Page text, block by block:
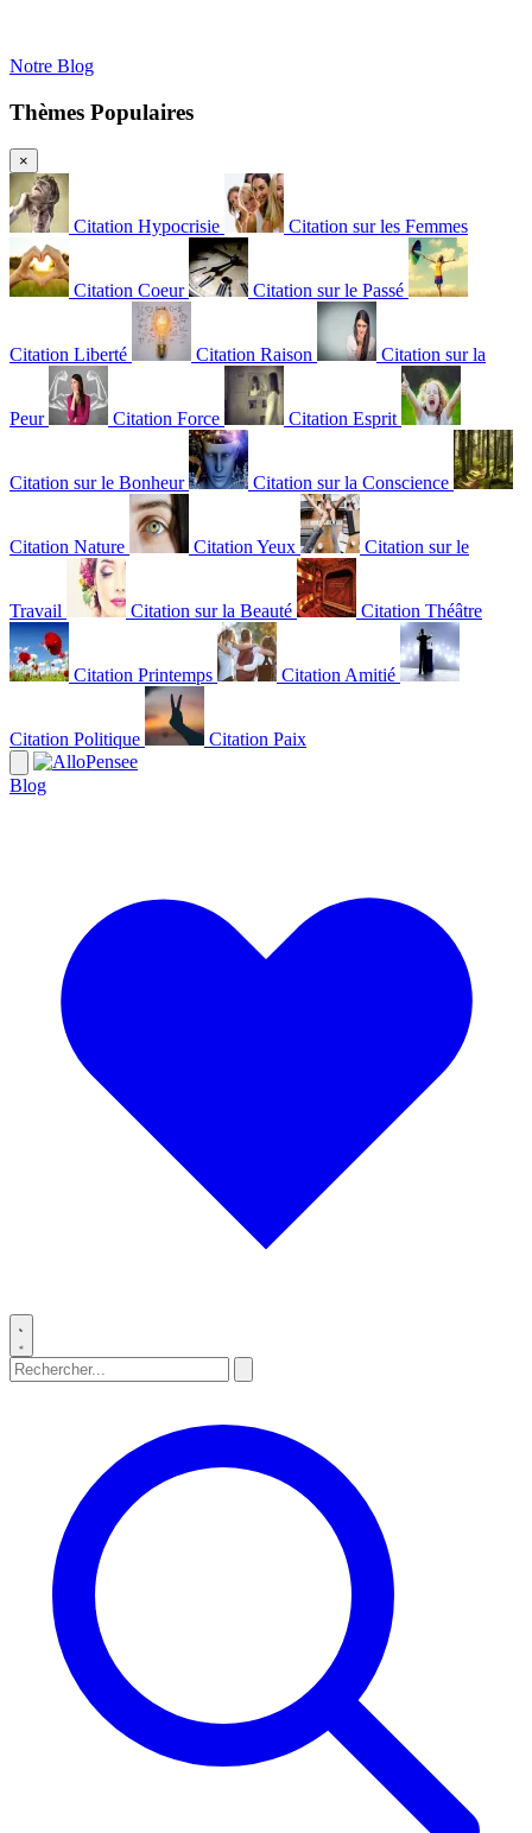
Notre Blog
Thèmes Populaires
×
Citation Hypocrisie Citation sur les Femmes
Citation Coeur Citation sur le Passé
Citation Liberté Citation Raison Citation sur la
Peur Citation Force Citation Esprit
Citation sur le Bonheur Citation sur la Conscience
Citation Nature Citation Yeux Citation sur le
Travail Citation sur la Beauté Citation Théâtre
Citation Printemps Citation Amitié
Citation Politique Citation Paix
Blog